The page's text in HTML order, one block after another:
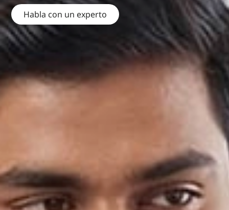
Habla con un experto